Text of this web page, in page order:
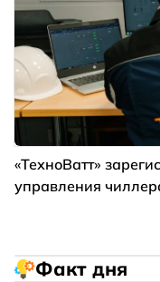
«ТехноВатт»
управления
Факт дня